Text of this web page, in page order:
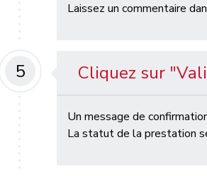
Laissez un commentaire
5 Cliquez sur
Un message de
La statut de la prestation